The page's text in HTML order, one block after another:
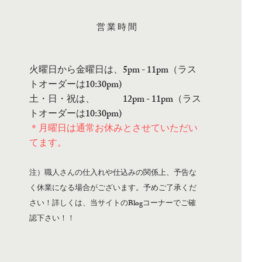
営業時間
火曜日から金曜日は、5pm - 11pm（ラス
トオーダーは10:30pm)
土・日・祝は、 12pm - 11pm（ラス
トオーダーは10:30pm)
＊月曜日は通常お休みとさせていただい
てます。
注）職人さんの仕入れや仕込みの関係上、予告な
く休業になる場合がございます。予めご了承くだ
さい！詳しくは、当サイトのBlogコーナーでご確
認下さい！！